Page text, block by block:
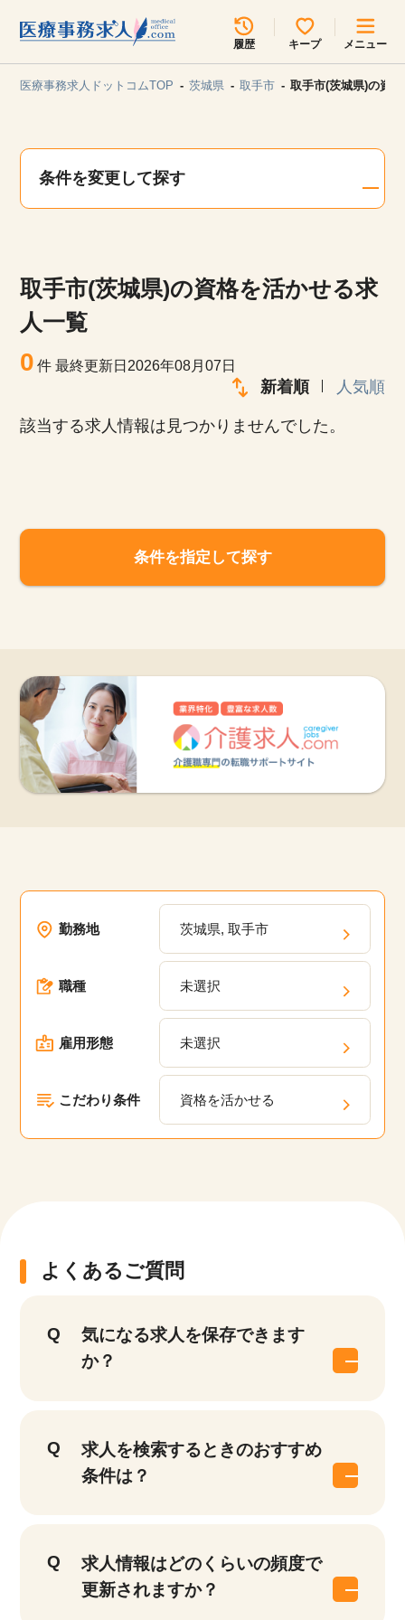
履歴 キープ メニュー
見学会・イベント情報
サイトの使い方
就職サポート
医療事務求人ドットコムTOP 茨城県 取手市 取手市(茨城県)の資
条件を変更して探す
取手市(茨城県)の資格を活かせる求
人一覧
0 件最終更新日2026年08月07日
新着順 人気順
該当する求人情報は見つかりませんでした。
条件を指定して探す
勤務地 茨城県, 取手市
職種 未選択
雇用形態 未選択
こだわり条件 資格を活かせる
よくあるご質問
気になる求人を保存できます
か？
求人を検索するときのおすすめ
条件は？
求人情報はどのくらいの頻度で
更新されますか？
所在地のエリアを選択してください
各支店担当よりご連絡させていただきます。
関東
甲信越・北陸 中国・四国
九州・沖縄